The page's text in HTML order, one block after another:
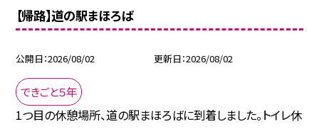
【帰路】道の駅まほろば
公開日 2026/08/02 更新日 2026/08/02
できごと５年
1つ目の休憩場所、道の駅まほろばに到着しました。トイレ休